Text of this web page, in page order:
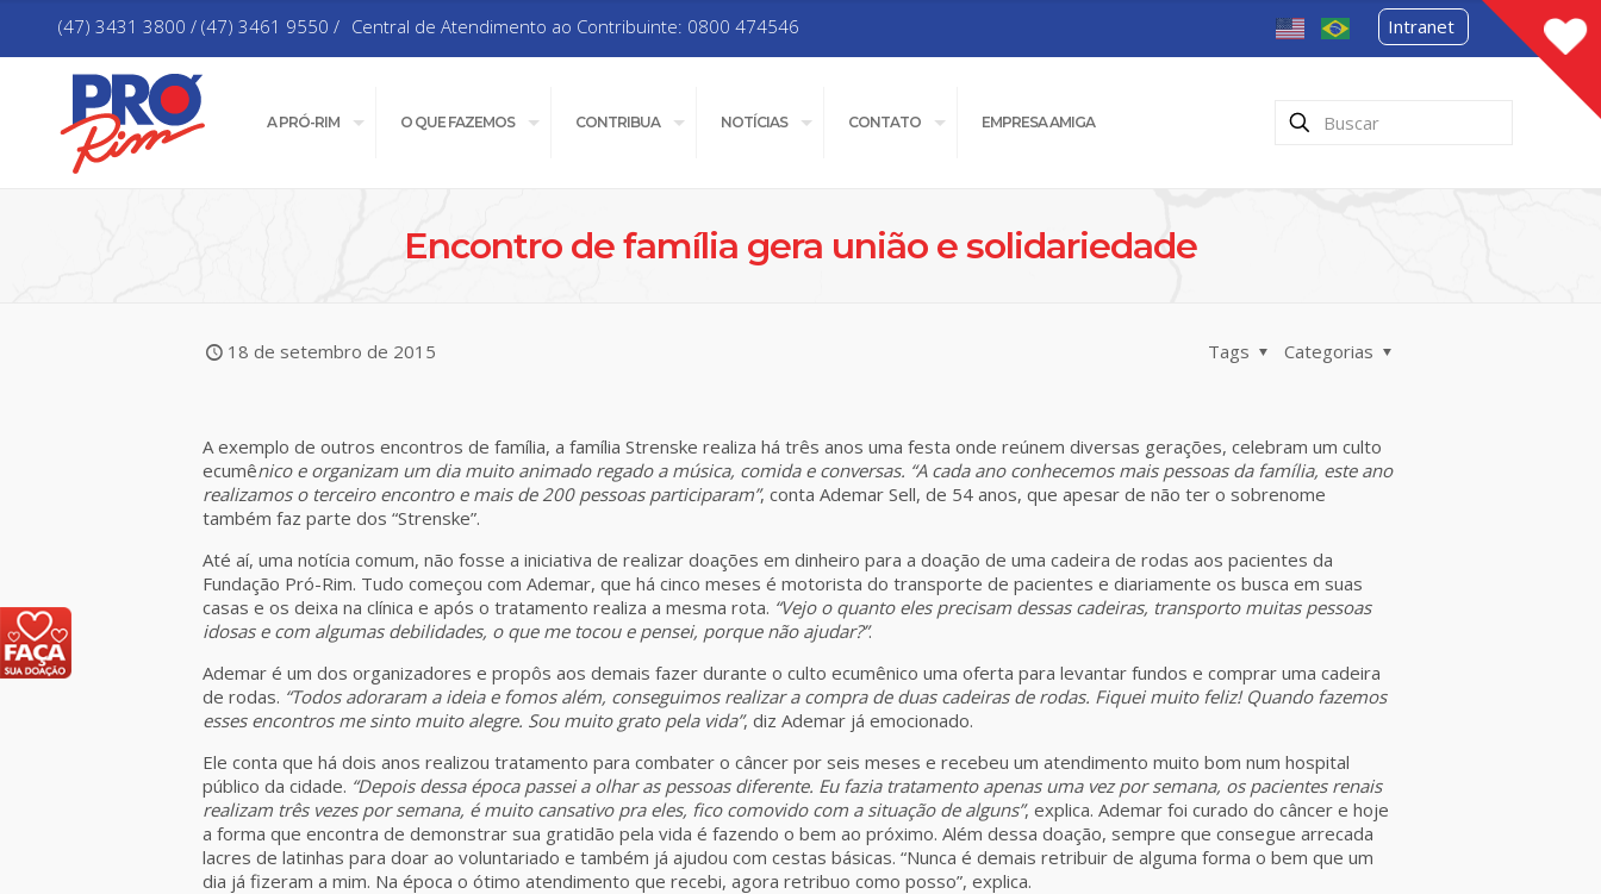
(47) 3431 3800 / (47) 3461 9550 / Central de Atendimento ao Contribuinte: 0800 474546 Intranet
A PRÓ-RIM O QUE FAZEMOS CONTRIBUA NOTÍCIAS CONTATO EMPRESA AMIGA
Encontro de família gera união e solidariedade
18 de setembro de 2015 Categorias
Tags
A exemplo de outros encontros de família, a família Strenske realiza há três anos uma festa onde reúnem diversas gerações, celebram um culto
ecumênico e organizam um dia muito animado regado a música, comida e conversas. “A cada ano conhecemos mais pessoas da família, este ano
realizamos o terceiro encontro e mais de 200 pessoas participaram”, conta Ademar Sell, de 54 anos, que apesar de não ter o sobrenome
também faz parte dos “Strenske”.
Até aí, uma notícia comum, não fosse a iniciativa de realizar doações em dinheiro para a doação de uma cadeira de rodas aos pacientes da
Fundação Pró-Rim. Tudo começou com Ademar, que há cinco meses é motorista do transporte de pacientes e diariamente os busca em suas
casas e os deixa na clínica e após o tratamento realiza a mesma rota. “Vejo o quanto eles precisam dessas cadeiras, transporto muitas pessoas
idosas e com algumas debilidades, o que me tocou e pensei, porque não ajudar?”.
Ademar é um dos organizadores e propôs aos demais fazer durante o culto ecumênico uma oferta para levantar fundos e comprar uma cadeira
de rodas. “Todos adoraram a ideia e fomos além, conseguimos realizar a compra de duas cadeiras de rodas. Fiquei muito feliz! Quando fazemos
esses encontros me sinto muito alegre. Sou muito grato pela vida”, diz Ademar já emocionado.
Ele conta que há dois anos realizou tratamento para combater o câncer por seis meses e recebeu um atendimento muito bom num hospital
público da cidade. “Depois dessa época passei a olhar as pessoas diferente. Eu fazia tratamento apenas uma vez por semana, os pacientes renais
realizam três vezes por semana, é muito cansativo pra eles, fico comovido com a situação de alguns”, explica. Ademar foi curado do câncer e hoje
a forma que encontra de demonstrar sua gratidão pela vida é fazendo o bem ao próximo. Além dessa doação, sempre que consegue arrecada
lacres de latinhas para doar ao voluntariado e também já ajudou com cestas básicas. “Nunca é demais retribuir de alguma forma o bem que um
dia já fizeram a mim. Na época o ótimo atendimento que recebi, agora retribuo como posso”, explica.